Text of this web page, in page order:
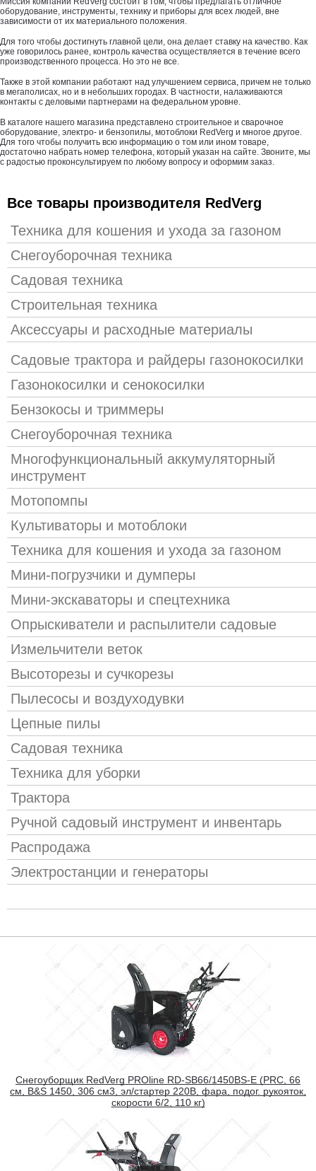
оборудование, инструменты, технику и приборы для всех людей, вне
зависимости от их материального положения.
Для того чтобы достигнуть главной цели, она делает ставку на качество. Как
уже говорилось ранее, контроль качества осуществляется в течение всего
производственного процесса. Но это не все.
Также в этой компании работают над улучшением сервиса, причем не только
в мегаполисах, но и в небольших городах. В частности, налаживаются
контакты с деловыми партнерами на федеральном уровне.
В каталоге нашего магазина представлено строительное и сварочное
оборудование, электро- и бензопилы, мотоблоки RedVerg и многое другое.
Для того чтобы получить всю информацию о том или ином товаре,
достаточно набрать номер телефона, который указан на сайте. Звоните, мы
с радостью проконсультируем по любому вопросу и оформим заказ.
Все товары производителя RedVerg
Техника для кошения и ухода за газоном
Снегоуборочная техника
Садовая техника
Строительная техника
Аксессуары и расходные материалы
Садовые трактора и райдеры газонокосилки
Газонокосилки и сенокосилки
Бензокосы и триммеры
Снегоуборочная техника
Многофункциональный аккумуляторный
инструмент
Мотопомпы
Культиваторы и мотоблоки
Техника для кошения и ухода за газоном
Мини-погрузчики и думперы
Мини-экскаваторы и спецтехника
Опрыскиватели и распылители садовые
Измельчители веток
Высоторезы и сучкорезы
Пылесосы и воздуходувки
Цепные пилы
Садовая техника
Техника для уборки
Трактора
Ручной садовый инструмент и инвентарь
Распродажа
Электростанции и генераторы
Снегоуборщик RedVerg PROline RD-SB66/1450BS-E (PRC, 66
см, B&S 1450, 306 см3, эл/стартер 220В, фара, подог. рукояток,
скорости 6/2, 110 кг)